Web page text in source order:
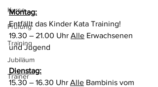
Kurse
Prüfung
Training
Jubiläum
Trainer
Montag:
Entfällt das Kinder Kata Training!
19.30 – 21.00 Uhr Alle Erwachsenen
und Jugend
Dienstag:
15.30 – 16.30 Uhr Alle Bambinis vom